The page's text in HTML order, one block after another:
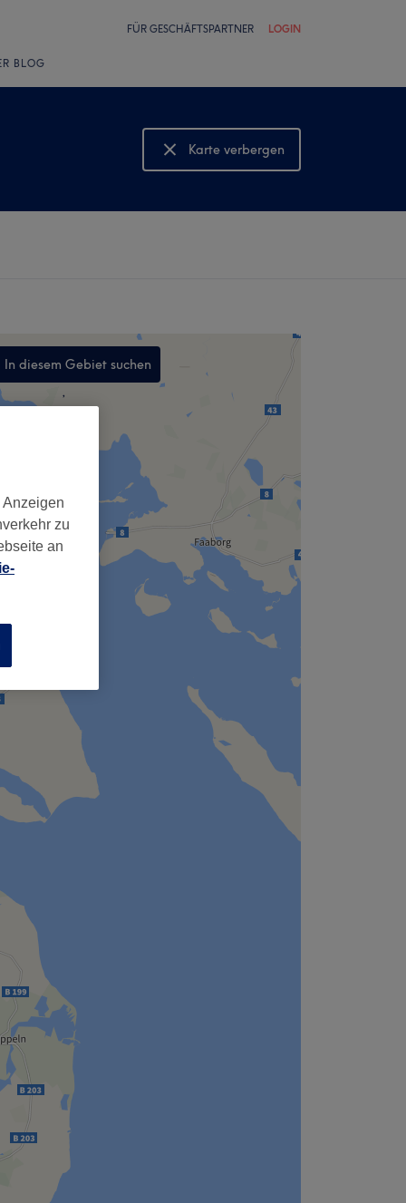
FÜR GESCHÄFTSPARTNER LOGIN
BLOG
Karte verbergen
Karte anzeigen
In diesem Gebiet suchen
,
zu
an